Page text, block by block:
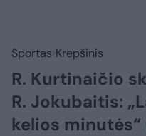
Sportas Krepšinis
R. Kurtinaičio
R. Jokubaitis:
kelios minutės“